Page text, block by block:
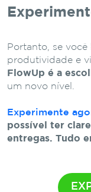
Portanto, se você
produtividade e
FlowUp é a
um novo nível.
Experimente
possível ter
entregas. Tudo